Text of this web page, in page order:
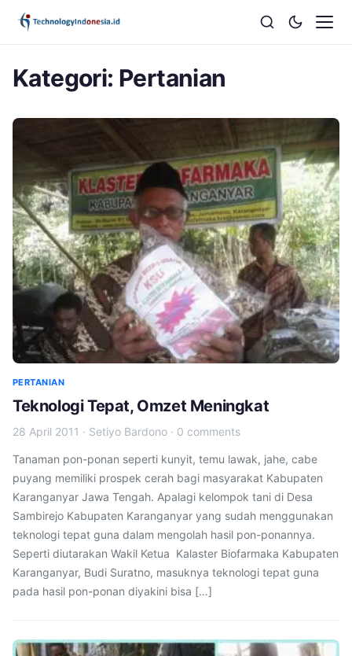
Kategori: Pertanian
PERTANIAN
Teknologi Tepat, Omzet Meningkat
28 April 2011 · Setiyo Bardono · 0 comments
Tanaman pon-ponan seperti kunyit, temu lawak, jahe, cabe
puyang memiliki prospek cerah bagi masyarakat Kabupaten
Karanganyar Jawa Tengah. Apalagi kelompok tani di Desa
Sambirejo Kabupaten Karanganyar yang sudah menggunakan
teknologi tepat guna dalam mengolah hasil pon-ponannya.
Seperti diutarakan Wakil Ketua Kalaster Biofarmaka Kabupaten
Karanganyar, Budi Suratno, masuknya teknologi tepat guna
pada hasil pon-ponan diyakini bisa […]